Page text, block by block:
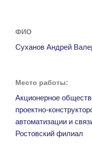
ФИО
Суханов Андрей
Место работы:
Акционерное
проектно-
автоматизации и
Ростовский филиал